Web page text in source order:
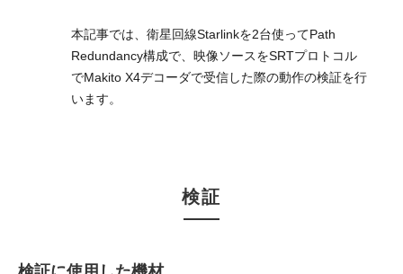
本記事では、衛星回線Starlinkを2台使ってPath
Redundancy構成で、映像ソースをSRTプロトコル
でMakito X4デコーダで受信した際の動作の検証を行
います。
検証